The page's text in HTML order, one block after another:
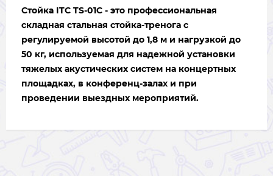
Стойка ITC TS-01C - это профессиональная
складная стальная стойка-тренога с
регулируемой высотой до 1,8 м и нагрузкой до
50 кг, используемая для надежной установки
тяжелых акустических систем на концертных
площадках, в конференц-залах и при
проведении выездных мероприятий.